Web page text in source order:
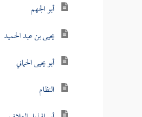
أبو الجهم
يحيى بن عبد الحميد
أبو يحيى الحماني
النظام